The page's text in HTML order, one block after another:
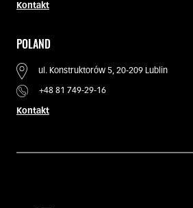
Kontakt
POLAND
ul. Konstruktorów 5, 20-209 Lublin
+48 81 749-29-16
Kontakt